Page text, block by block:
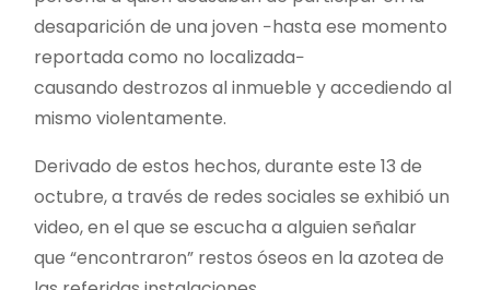
desaparición de una joven −hasta ese momento
reportada como no localizada−
causando destrozos al inmueble y accediendo al
mismo violentamente.
Derivado de estos hechos, durante este 13 de
octubre, a través de redes sociales se exhibió un
video, en el que se escucha a alguien señalar
que “encontraron” restos óseos en la azotea de